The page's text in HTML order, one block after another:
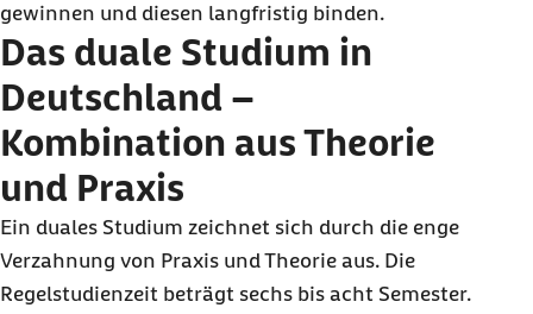
gewinnen und diesen langfristig binden.
Das duale Studium in
Deutschland –
Kombination aus Theorie
und Praxis
Ein duales Studium zeichnet sich durch die enge
Verzahnung von Praxis und Theorie aus. Die
Regelstudienzeit beträgt sechs bis acht Semester.